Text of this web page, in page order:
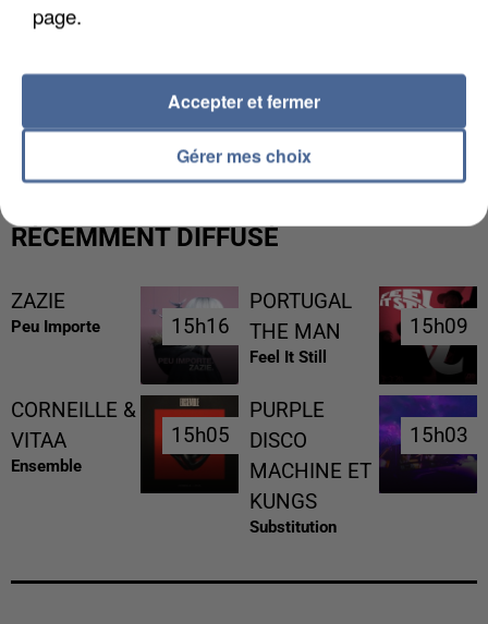
L’UN DES FONDATEURS SUPPOSÉS DE LA DZ
MAFIA INTERPELLÉ EN ALGÉRIE
RÉCEMMENT DIFFUSÉ
ZAZIE
Peu Importe 15h16
15h16
PORTUGAL
THE MAN
Feel It Still
15h09
15h09
CORNEILLE &
VITAA
Ensemble
15h05
15h05
PURPLE
DISCO
MACHINE ET
KUNGS
Substitution
15h03
15h03
page.
Gérer mes choix
Accepter et fermer